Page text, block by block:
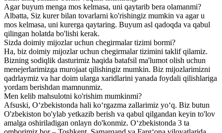
Agar buyum menga mos kelmasa, uni qaytarib bera olamanmi?
Albatta, Siz kurer bilan tovarlarni ko'rishingiz mumkin va agar u
mos kelmasa, uni kurerga qaytaring. Buyum asl qadoqda va qabul
qilingan holatda bo'lishi kerak.
Sizda doimiy mijozlar uchun chegirmalar tizimi bormi?
Ha, biz doimiy mijozlar uchun chegirmalar tizimini taklif qilamiz.
Bizning sodiqlik dasturimiz haqida batafsil ma'lumot olish uchun
menejerlarimizga murojaat qilishingiz mumkin. Biz mijozlarimizni
qadrlaymiz va har doim ularga xaridlarini yanada foydali qilishlariga
yordam berishdan mamnunmiz.
Men kelib mahsulotni ko'rishim mumkinmi?
Afsuski, O‘zbekistonda hali ko‘rgazma zallarimiz yo‘q. Biz butun
O'zbekiston bo'ylab yetkazib berish va qabul qilgandan keyin to'lov
amalga oshiriladigan onlayn do'konmiz. O‘zbekistonda 3 ta